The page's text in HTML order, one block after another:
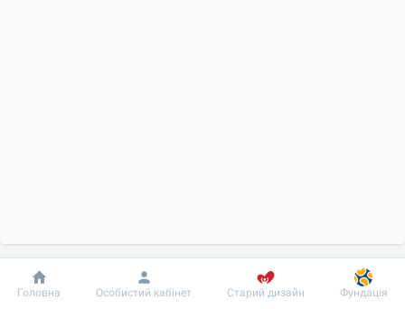
Добробут Інформація Пацієнту
Головна Особистий кабінет Старий дизайн Фундація